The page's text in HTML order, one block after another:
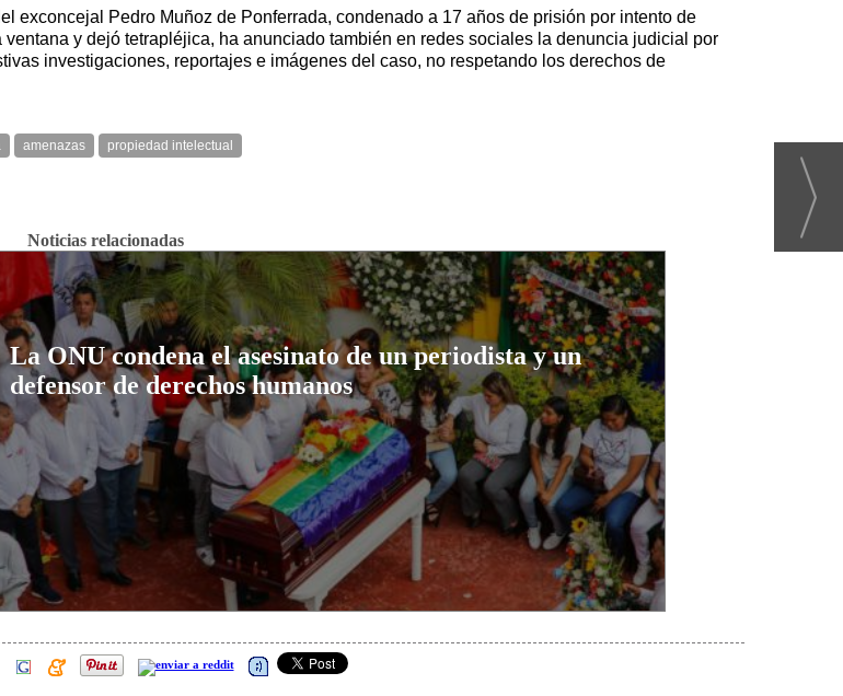
exconcejal Pedro Muñoz de Ponferrada, condenado a 17 años de prisión por intento de
y dejó tetrapléjica, ha anunciado también en redes sociales la denuncia judicial por
investigaciones, reportajes e imágenes del caso, no respetando los derechos de
amenazas propiedad intelectual
Noticias relacionadas
La ONU condena el asesinato de un periodista y un
defensor de derechos humanos